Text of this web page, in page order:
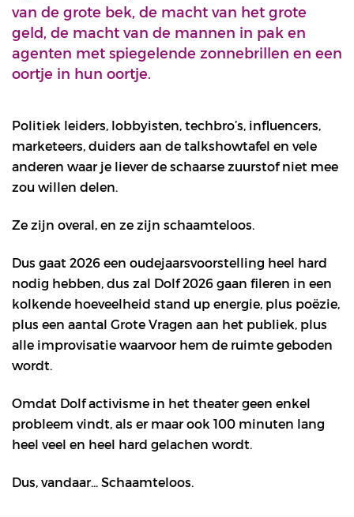
van de grote bek, de macht van het grote
geld, de macht van de mannen in pak en
agenten met spiegelende zonnebrillen en een
oortje in hun oortje.
Politiek leiders, lobbyisten, techbro’s, influencers,
marketeers, duiders aan de talkshowtafel en vele
anderen waar je liever de schaarse zuurstof niet mee
zou willen delen.
Ze zijn overal, en ze zijn schaamteloos.
Dus gaat 2026 een oudejaarsvoorstelling heel hard
nodig hebben, dus zal Dolf 2026 gaan fileren in een
kolkende hoeveelheid stand up energie, plus poëzie,
plus een aantal Grote Vragen aan het publiek, plus
alle improvisatie waarvoor hem de ruimte geboden
wordt.
Omdat Dolf activisme in het theater geen enkel
probleem vindt, als er maar ook 100 minuten lang
heel veel en heel hard gelachen wordt.
Dus, vandaar... Schaamteloos.